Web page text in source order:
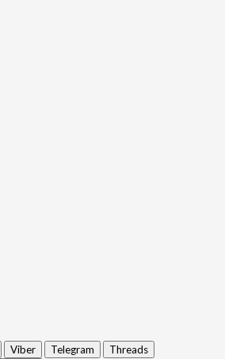
Viber Telegram
Threads